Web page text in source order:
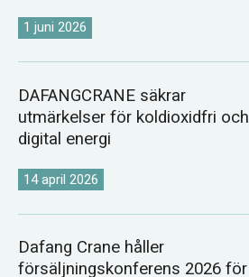
1 juni 2026
DAFANGCRANE säkrar
utmärkelser för koldioxidfri och
digital energi
14 april 2026
Dafang Crane håller
försäljningskonferens 2026 för